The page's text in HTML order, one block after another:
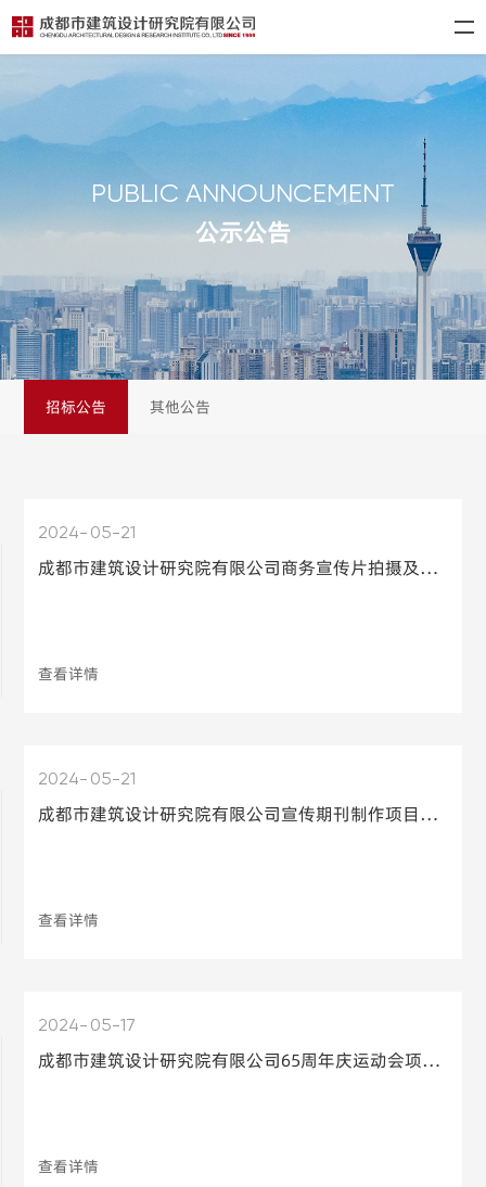
PUBLIC ANNOUNCEMENT
公示公告
招标公告 其他公告
05-21
2024
成都市建筑设计研究院有限公司商务宣传片拍摄及制作项目比选结果公示
查看详情
05-21
2024
成都市建筑设计研究院有限公司宣传期刊制作项目比选结果公示
查看详情
05-17
2024
成都市建筑设计研究院有限公司65周年庆运动会项目比选结果公示
查看详情